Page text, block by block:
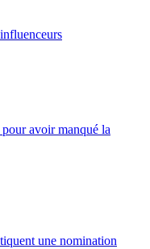
avoir manqué la
une nomination